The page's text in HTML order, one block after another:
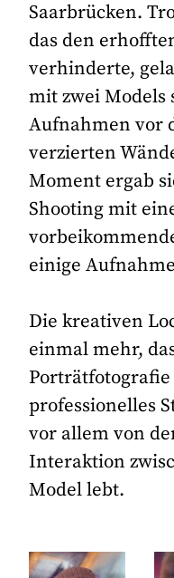
Saarbrücken.
das den
verhinderte,
mit zwei Models
Aufnahmen vor
verzierten
Moment ergab
Shooting mit
einige
Die kreativen
einmal mehr,
professionelles
vor allem von
Interaktion
Model lebt.